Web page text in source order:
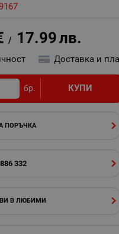
/ 17.99лв.
Доставка и
бр. КУПИ
ПОРЪЧКА
332
В ЛЮБИМИ